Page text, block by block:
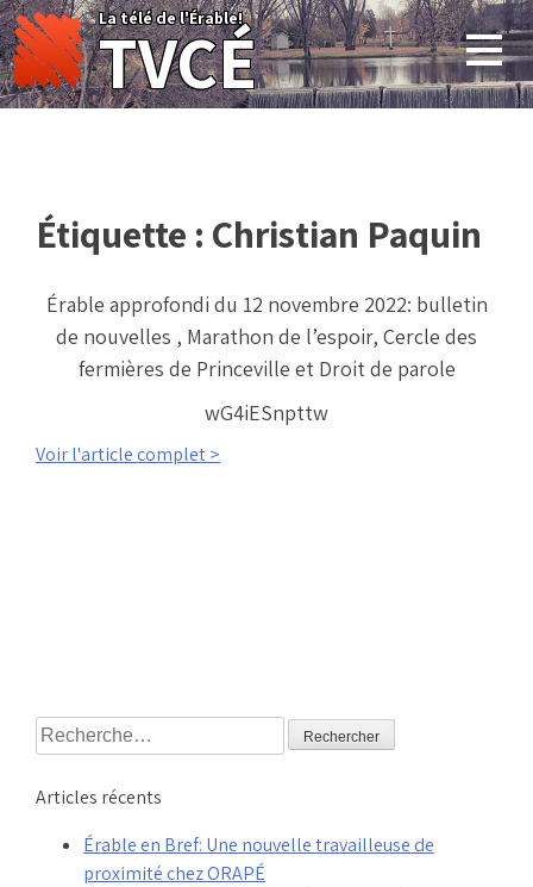
Skip
to
content
La télé de l'Érable!
TVCÉ
Étiquette : Christian Paquin
Érable approfondi du 12 novembre 2022: bulletin
de nouvelles , Marathon de l’espoir, Cercle des
fermières de Princeville et Droit de parole
wG4iESnpttw
Voir l'article complet >
Rechercher :
Articles récents
Érable en Bref: Une nouvelle travailleuse de
proximité chez ORAPÉ